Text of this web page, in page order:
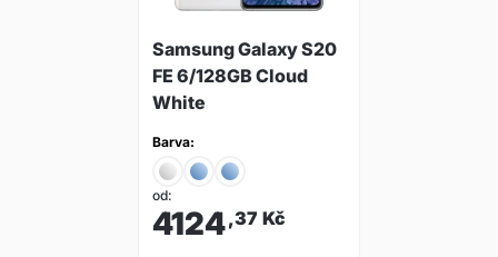
Samsung Galaxy S20
FE 6/128GB Cloud
White
Barva:
od:
4124,37 Kč